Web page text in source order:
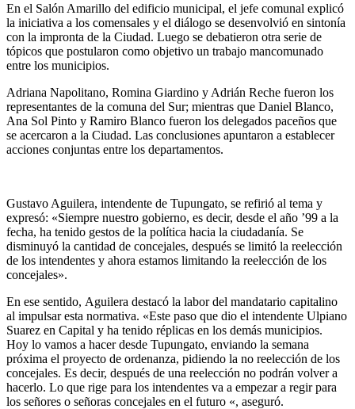
En el Salón Amarillo del edificio municipal, el jefe comunal explicó
la iniciativa a los comensales y el diálogo se desenvolvió en sintonía
con la impronta de la Ciudad. Luego se debatieron otra serie de
tópicos que postularon como objetivo un trabajo mancomunado
entre los municipios.
Adriana Napolitano, Romina Giardino y Adrián Reche fueron los
representantes de la comuna del Sur; mientras que Daniel Blanco,
Ana Sol Pinto y Ramiro Blanco fueron los delegados paceños que
se acercaron a la Ciudad. Las conclusiones apuntaron a establecer
acciones conjuntas entre los departamentos.
Gustavo Aguilera, intendente de Tupungato, se refirió al tema y
expresó: «Siempre nuestro gobierno, es decir, desde el año ’99 a la
fecha, ha tenido gestos de la política hacia la ciudadanía. Se
disminuyó la cantidad de concejales, después se limitó la reelección
de los intendentes y ahora estamos limitando la reelección de los
concejales».
En ese sentido, Aguilera destacó la labor del mandatario capitalino
al impulsar esta normativa. «Este paso que dio el intendente Ulpiano
Suarez en Capital y ha tenido réplicas en los demás municipios.
Hoy lo vamos a hacer desde Tupungato, enviando la semana
próxima el proyecto de ordenanza, pidiendo la no reelección de los
concejales. Es decir, después de una reelección no podrán volver a
hacerlo. Lo que rige para los intendentes va a empezar a regir para
los señores o señoras concejales en el futuro «, aseguró.